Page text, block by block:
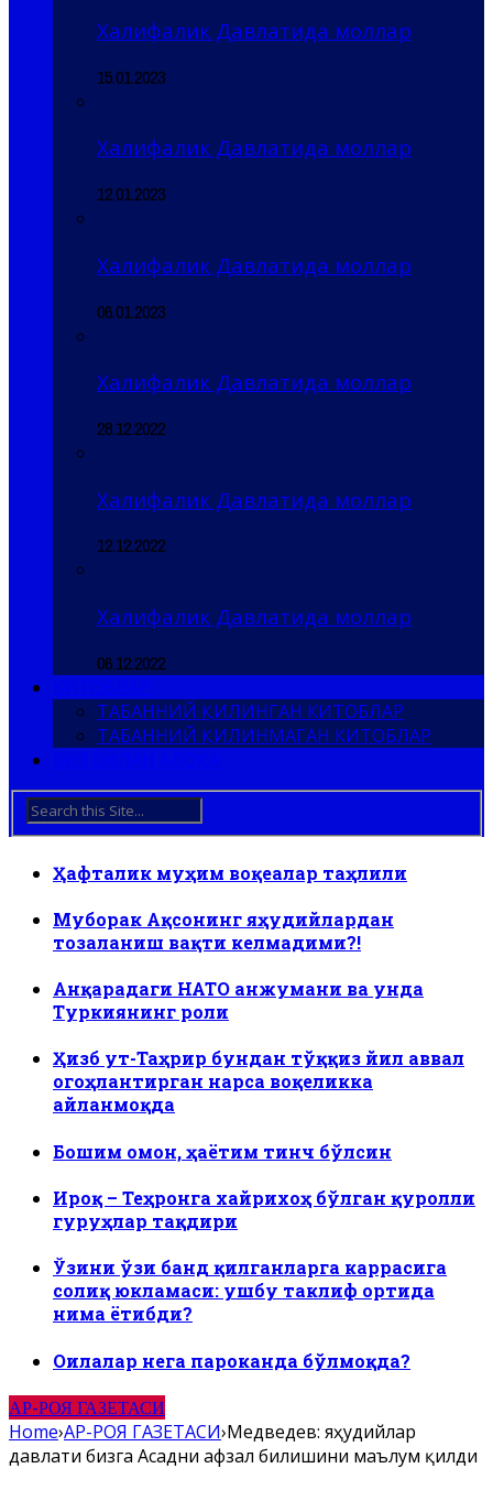
Халифалик Давлатида моллар
15.01.2023
Халифалик Давлатида моллар
12.01.2023
Халифалик Давлатида моллар
06.01.2023
Халифалик Давлатида моллар
28.12.2022
Халифалик Давлатида моллар
12.12.2022
Халифалик Давлатида моллар
06.12.2022
ТАБАННИЙ ҚИЛИНГАН КИТОБЛАР
ТАБАННИЙ ҚИЛИНМАГАН КИТОБЛАР
Ҳафталик муҳим воқеалар таҳлили
Муборак Ақсонинг яҳудийлардан
тозаланиш вақти келмадими?!
Анқарадаги НАТО анжумани ва унда
Туркиянинг роли
Ҳизб ут-Таҳрир бундан тўққиз йил аввал
огоҳлантирган нарса воқеликка
айланмоқда
Бошим омон, ҳаётим тинч бўлсин
Ироқ – Теҳронга хайрихоҳ бўлган қуролли
гуруҳлар тақдири
Ўзини ўзи банд қилганларга каррасига
солиқ юкламаси: ушбу таклиф ортида
нима ётибди?
Оилалар нега пароканда бўлмоқда?
АР-РОЯ ГАЗЕТАСИ
Home›АР-РОЯ ГАЗЕТАСИ›Медведев: яҳудийлар
давлати бизга Асадни афзал билишини маълум қилди